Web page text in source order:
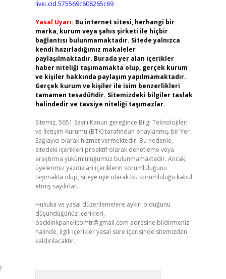
live:.cid.575569c608265c69
Yasal Uyarı: Bu internet sitesi, herhangi bir
marka, kurum veya şahıs şirketi ile hiçbir
bağlantısı bulunmamaktadır. Sitede yalnızca
kendi hazırladığımız makaleler
paylaşılmaktadır. Burada yer alan içerikler
haber niteliği taşımamakta olup, gerçek kurum
ve kişiler hakkında paylaşım yapılmamaktadır.
Gerçek kurum ve kişiler ile isim benzerlikleri
tamamen tesadüfidir. Sitemizdeki bilgiler taslak
halindedir ve tavsiye niteliği taşımazlar.
Sitemiz, 5651 Sayılı Kanun gereğince Bilgi Teknolojileri
ve İletişim Kurumu (BTK) tarafından onaylanmış bir Yer
Sağlayıcı olarak hizmet vermektedir. Bu nedenle,
sitedeki içerikleri proaktif olarak denetleme veya
araştırma yükümlülüğümüz bulunmamaktadır. Ancak,
üyelerimiz yazdıkları içeriklerin sorumluluğunu
taşımakta olup, siteye üye olarak bu sorumluluğu kabul
etmiş sayılırlar.
Hukuka ve yasal düzenlemelere aykırı olduğunu
düşündüğünüz içerikleri,
backlinkpanelicomtr@gmail.com adresine bildirmeniz
halinde, ilgili içerikler yasal süre içerisinde sitemizden
kaldırılacaktır.